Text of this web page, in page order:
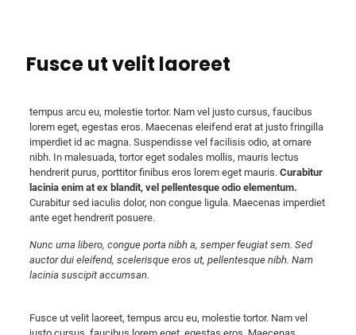
Fusce ut velit laoreet
tempus arcu eu, molestie tortor. Nam vel justo cursus, faucibus
lorem eget, egestas eros. Maecenas eleifend erat at justo fringilla
imperdiet id ac magna. Suspendisse vel facilisis odio, at ornare
nibh. In malesuada, tortor eget sodales mollis, mauris lectus
hendrerit purus, porttitor finibus eros lorem eget mauris. Curabitur
lacinia enim at ex blandit, vel pellentesque odio elementum.
Curabitur sed iaculis dolor, non congue ligula. Maecenas imperdiet
ante eget hendrerit posuere.
Nunc urna libero, congue porta nibh a, semper feugiat sem. Sed
auctor dui eleifend, scelerisque eros ut, pellentesque nibh. Nam
lacinia suscipit accumsan.
Fusce ut velit laoreet, tempus arcu eu, molestie tortor. Nam vel